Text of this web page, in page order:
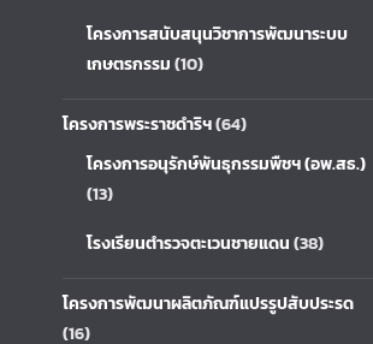
โครงการสนับสนุนวิชาการพัฒนาระบบ
เกษตรกรรม(10)
โครงการพระราชดำริฯ(64)
โครงการอนุรักษ์พันธุกรรมพืชฯ (อพ.สธ.)
(13)
โรงเรียนตำรวจตะเวนชายแดน(38)
โครงการพัฒนาผลิตภัณฑ์แปรรูปสับประรด
(16)